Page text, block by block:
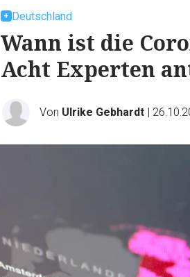
Deutschland
Wann ist die
Acht Experten
Von Ulrike Gebhardt |